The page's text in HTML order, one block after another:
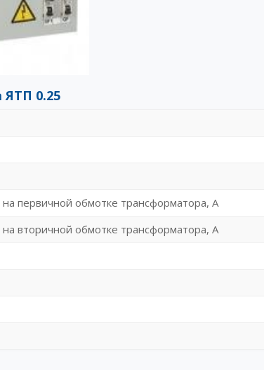
ЯТП 0.25
первичной обмотке трансформатора, А
вторичной обмотке трансформатора, А